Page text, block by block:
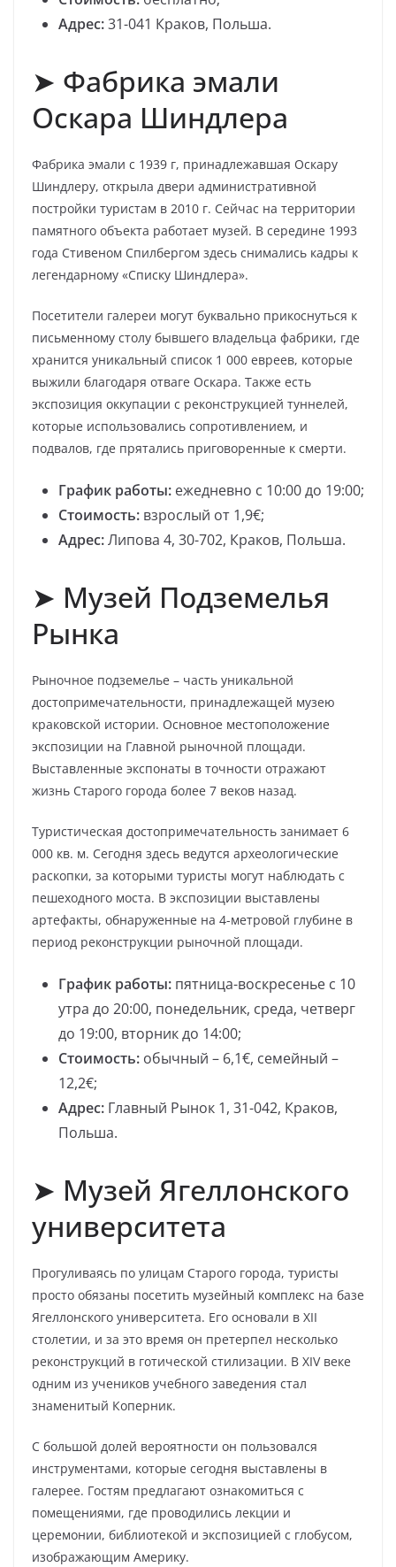
Адрес:31-041 Краков, Польша.
➤ Фабрика эмали
Оскара Шиндлера
Фабрика эмали с 1939 г, принадлежавшая Оскару
Шиндлеру, открыла двери административной
постройки туристам в 2010 г. Сейчас на территории
памятного объекта работает музей. В середине 1993
года Стивеном Спилбергом здесь снимались кадры к
легендарному «Списку Шиндлера».
Посетители галереи могут буквально прикоснуться к
письменному столу бывшего владельца фабрики, где
хранится уникальный список 1 000 евреев, которые
выжили благодаря отваге Оскара. Также есть
экспозиция оккупации с реконструкцией туннелей,
которые использовались сопротивлением, и
подвалов, где прятались приговоренные к смерти.
График работы: ежедневно с 10:00 до 19:00;
Стоимость: взрослый от 1,9€;
Адрес:Липова 4, 30-702, Краков, Польша.
➤ Музей Подземелья
Рынка
Рыночное подземелье – часть уникальной
достопримечательности, принадлежащей музею
краковской истории. Основное местоположение
экспозиции на Главной рыночной площади.
Выставленные экспонаты в точности отражают
жизнь Старого города более 7 веков назад.
Туристическая достопримечательность занимает 6
000 кв. м. Сегодня здесь ведутся археологические
раскопки, за которыми туристы могут наблюдать с
пешеходного моста. В экспозиции выставлены
артефакты, обнаруженные на 4-метровой глубине в
период реконструкции рыночной площади.
График работы: пятница-воскресенье с 10
утра до 20:00, понедельник, среда, четверг
до 19:00, вторник до 14:00;
Стоимость: обычный – 6,1€, семейный –
12,2€;
Адрес: Главный Рынок 1, 31-042, Краков,
Польша.
➤ Музей Ягеллонского
университета
Прогуливаясь по улицам Старого города, туристы
просто обязаны посетить музейный комплекс на базе
Ягеллонского университета. Его основали в XII
столетии, и за это время он претерпел несколько
реконструкций в готической стилизации. В XIV веке
одним из учеников учебного заведения стал
знаменитый Коперник.
С большой долей вероятности он пользовался
инструментами, которые сегодня выставлены в
галерее. Гостям предлагают ознакомиться с
помещениями, где проводились лекции и
церемонии, библиотекой и экспозицией с глобусом,
изображающим Америку.